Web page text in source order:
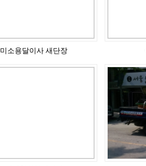
미소용달이사 새단장